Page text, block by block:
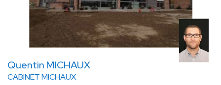
Quentin MICHAUX
CABINET MICHAUX